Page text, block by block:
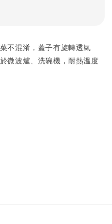
不混淆，蓋子有旋轉透氣
微波爐、洗碗機，耐熱溫度